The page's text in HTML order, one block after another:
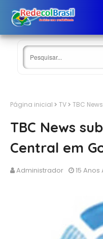
Página inicial TV TBC
TBC News
Central em
Administrador 15 Anos